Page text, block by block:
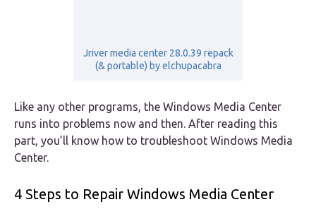
Jriver media center 28.0.39 repack
(& portable) by elchupacabra
Like any other programs, the Windows Media Center
runs into problems now and then. After reading this
part, you’ll know how to troubleshoot Windows Media
Center.
4 Steps to Repair Windows Media Center